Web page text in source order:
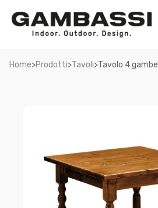
Home>Prodotti>Tavoli>Tavolo 4 gambe